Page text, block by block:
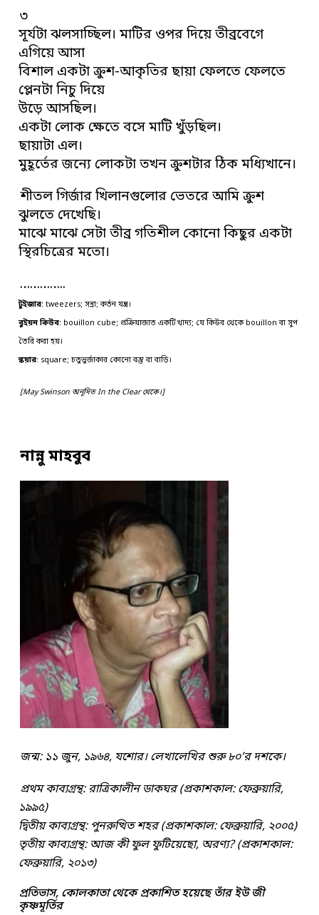
৩
সূর্যটা ঝলসাচ্ছিল। মাটির ওপর দিয়ে তীব্রবেগে
এগিয়ে আসা
বিশাল একটা ক্রুশ-আকৃতির ছায়া ফেলতে ফেলতে
প্লেনটা নিচু দিয়ে
উড়ে আসছিল।
একটা লোক ক্ষেতে বসে মাটি খুঁড়ছিল।
ছায়াটা এল।
মুহূর্তের জন্যে লোকটা তখন ক্রুশটার ঠিক মধ্যিখানে।
শীতল গির্জার খিলানগুলোর ভেতরে আমি ক্রুশ
ঝুলতে দেখেছি।
মাঝে মাঝে সেটা তীব্র গতিশীল কোনো কিছুর একটা
স্থিরচিত্রের মতো।
…………..
টুইজার: tweezers; সন্না; কর্তন যন্ত্র।
বুইয়ন কিউব: bouillon cube; প্রক্রিয়াজাত একটি খাদ্য; যে কিউব থেকে bouillon বা সুপ
তৈরি করা হয়।
স্কয়ার: square; চতুভুর্জাকার কোনো বস্তু বা বাড়ি।
[May Swinson অনূদিত In the Clear থেকে।]
নান্নু মাহবুব
জন্ম: ১১ জুন, ১৯৬৪, যশোর। লেখালেখির শুরু ৮০’র দশকে।
প্রথম কাব্যগ্রন্থ: রাত্রিকালীন ডাকঘর (প্রকাশকাল: ফেব্রুয়ারি,
১৯৯৫)
দ্বিতীয় কাব্যগ্রন্থ: পুনরুত্থিত শহর (প্রকাশকাল: ফেব্রুয়ারি, ২০০৫)
তৃতীয় কাব্যগ্রন্থ: আজ কী ফুল ফুটিয়েছো, অরণ্য? (প্রকাশকাল:
ফেব্রুয়ারি, ২০১৩)
প্রতিভাস, কোলকাতা থেকে প্রকাশিত হয়েছে তাঁর ইউ জী
কৃষ্ণমূর্তির